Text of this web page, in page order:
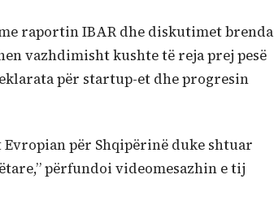
raportin IBAR dhe diskutimet brenda
vazhdimisht kushte të reja prej pesë
për startup-et dhe progresin
për Shqipërinë duke shtuar
përfundoi videomesazhin e tij